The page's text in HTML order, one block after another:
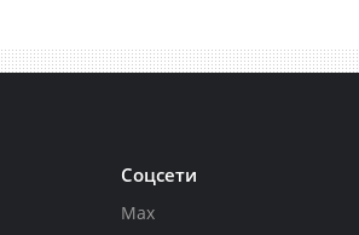
Соцсети
Max